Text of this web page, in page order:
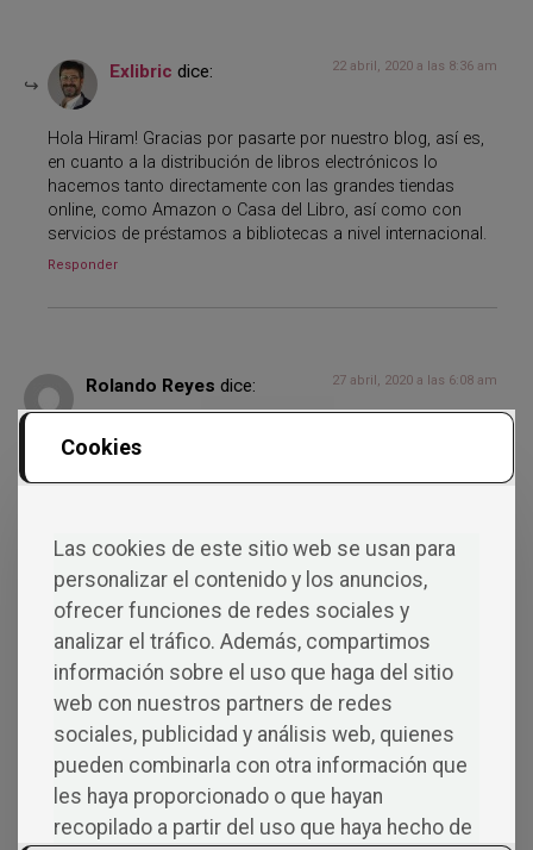
Exlibric dice: 22 abril, 2020 a las 8:36 am
Hola Hiram! Gracias por pasarte por nuestro blog, así es,
en cuanto a la distribución de libros electrónicos lo
hacemos tanto directamente con las grandes tiendas
online, como Amazon o Casa del Libro, así como con
servicios de préstamos a bibliotecas a nivel internacional.
Responder
Rolando Reyes dice: 27 abril, 2020 a las 6:08 am
La información general es excelente.
Concretamente, ¿Cuáles son los costos aproximados de la
Exlibric dice: 30 abril, 2020 a las 8:50 am
Hola Rolando, ciertamente si una editorial te da precios sin
conocer al escritor y su obra literaria, sencillamente me
alejaría de la misma. Todos los proyectos en los que
trabajamos son leídos, analizados y valorados. Una vez
realizado ese estudio, le hacemos una propuesta al
escritor acorde a los objetivos que busca, es decir, si
Cookies
Las cookies de este sitio web se usan para
personalizar el contenido y los anuncios,
ofrecer funciones de redes sociales y
analizar el tráfico. Además, compartimos
información sobre el uso que haga del sitio
web con nuestros partners de redes
sociales, publicidad y análisis web, quienes
pueden combinarla con otra información que
les haya proporcionado o que hayan
recopilado a partir del uso que haya hecho de